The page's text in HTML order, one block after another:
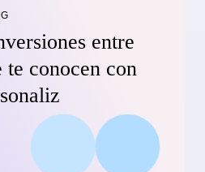
entre
te conocen con